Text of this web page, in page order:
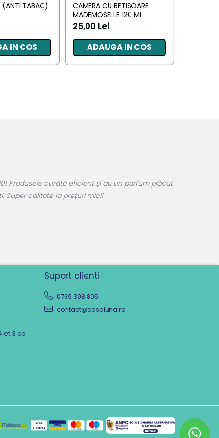
(ANTI TABAC)
IN COS
CAMERA CU BETISOARE
MADEMOSELLE 120 ML
25,00 Lei
ADAUGA IN COS
Produsele curăță eficient și au un parfum plăcut
Super calitate la prețuri mici!
et 3 ap
Suport clienti
0769 398 805
contact@casaluna.ro